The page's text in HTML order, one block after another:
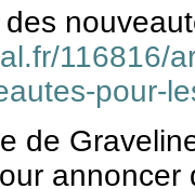
116816/
pour-
de
annoncer